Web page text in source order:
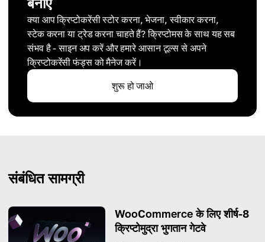
क्या आप क्रिप्टोकरेंसी स्टोर करना, भेजना, स्वीकार करना,
स्टेक करना या ट्रेड करना चाहते हैं? क्रिप्टोमस के साथ यह सब
संभव है - साइन अप करें और हमारे आसान टूल्स से अपने
क्रिप्टोकरेंसी फंड्स को मैनेज करें।
शुरू हो जाओ
संबंधित सामग्री
WooCommerce के लिए शीर्ष-8
क्रिप्टोमुद्रा भुगतान गेटवे